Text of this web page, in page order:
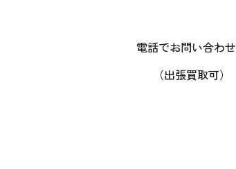
電話でお問い合わせ
（出張買取可）